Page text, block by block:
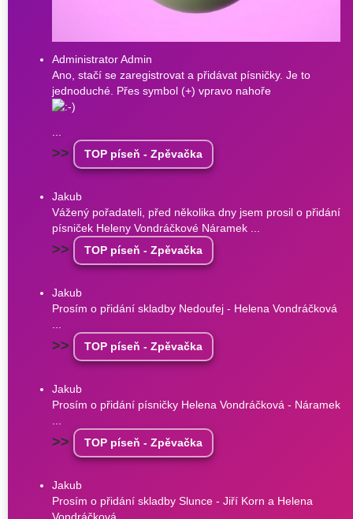
Administrator Admin
Ano, stačí se zaregistrovat a přidávat písničky. Je to
jednoduché. Přes symbol (+) vpravo nahoře
>> TOP píseň - Zpěvačka
Jakub
Vážený pořadateli, před několika dny jsem prosil o přidání
písniček Heleny Vondráčkové Náramek ...
>> TOP píseň - Zpěvačka
Jakub
Prosím o přidání skladby Nedoufej - Helena Vondráčková
>> TOP píseň - Zpěvačka
Jakub
Prosím o přidání písničky Helena Vondráčková - Náramek
>> TOP píseň - Zpěvačka
Jakub
Prosím o přidání skladby Slunce - Jiří Korn a Helena
Vondráčková ...